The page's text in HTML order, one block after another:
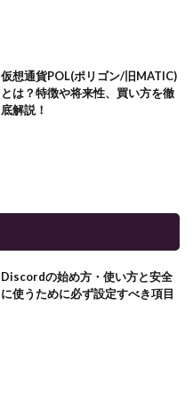
仮想通貨POL(ポリゴン/旧MATIC)
とは？特徴や将来性、買い方を徹
底解説！
Discordの始め方・使い方と安全
に使うために必ず設定すべき項目